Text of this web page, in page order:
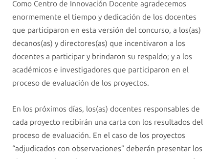
Como Centro de Innovación Docente agradecemos
enormemente el tiempo y dedicación de los docentes
que participaron en esta versión del concurso, a los(as)
decanos(as) y directores(as) que incentivaron a los
docentes a participar y brindaron su respaldo; y a los
académicos e investigadores que participaron en el
proceso de evaluación de los proyectos.
En los próximos días, los(as) docentes responsables de
cada proyecto recibirán una carta con los resultados del
proceso de evaluación. En el caso de los proyectos
“adjudicados con observaciones” deberán presentar los